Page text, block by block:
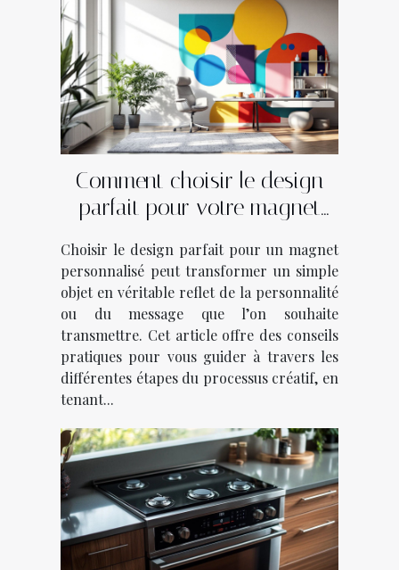
Comment choisir le design
parfait pour votre magnet
Choisir le design parfait pour un magnet
personnalisé peut transformer un simple
objet en véritable reflet de la personnalité
ou du message que l’on souhaite
transmettre. Cet article offre des conseils
pratiques pour vous guider à travers les
différentes étapes du processus créatif, en
tenant...